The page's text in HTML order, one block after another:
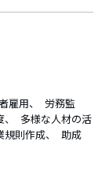
雇用
労務監
多様な人材の活
規則作成
助成